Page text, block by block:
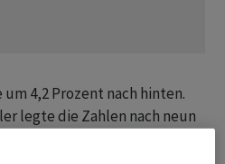
4,2 Prozent nach hinten.
legte die Zahlen nach neun